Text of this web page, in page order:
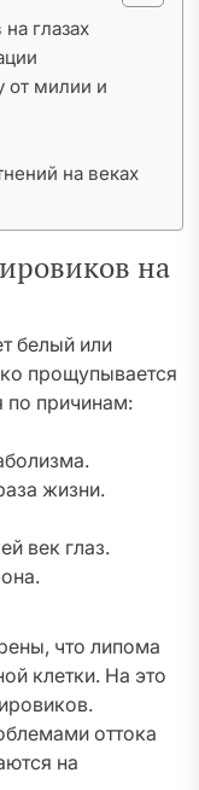
глазах
от милии и
на веках
на
белый или
прощупывается
по причинам:
жизни.
век глаз.
что липома
клетки. На это
оттока
на